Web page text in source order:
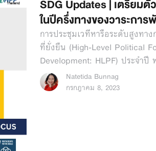
SDG Updates | เตรียมตั
ในปีครึ่งทางของวาระกา
การประชุมเวทีหารือระดับสูงทา
ที่ยั่งยืน (High-Level Political
Development: HLPF) ประจำ
Natetida Bunnag
กรกฎาคม 8, 2023